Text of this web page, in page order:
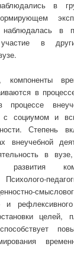
в
наблюдалась в
в
компоненты
в
процессе
с социумом и
Степень
внеучебной
в
развития
Психолого-
и
целей,